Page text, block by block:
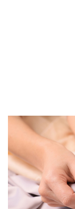
ไตล์
ผู้
หญิง
ผู้ชาย